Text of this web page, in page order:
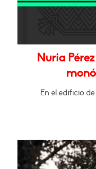
Nuria
En el edificio